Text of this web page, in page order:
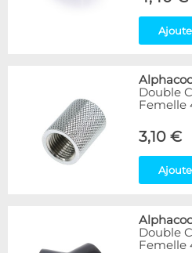
Double
Femelle
3,10 €
Double
Femelle